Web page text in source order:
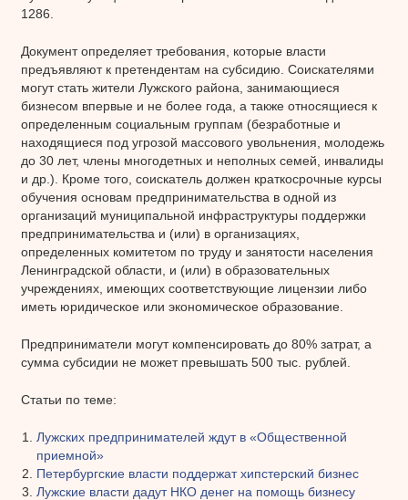
1286.
Документ определяет требования, которые власти
предъявляют к претендентам на субсидию. Соискателями
могут стать жители Лужского района, занимающиеся
бизнесом впервые и не более года, а также относящиеся к
определенным социальным группам (безработные и
находящиеся под угрозой массового увольнения, молодежь
до 30 лет, члены многодетных и неполных семей, инвалиды
и др.). Кроме того, соискатель должен краткосрочные курсы
обучения основам предпринимательства в одной из
организаций муниципальной инфраструктуры поддержки
предпринимательства и (или) в организациях,
определенных комитетом по труду и занятости населения
Ленинградской области, и (или) в образовательных
учреждениях, имеющих соответствующие лицензии либо
иметь юридическое или экономическое образование.
Предприниматели могут компенсировать до 80% затрат, а
сумма субсидии не может превышать 500 тыс. рублей.
Статьи по теме:
Лужских предпринимателей ждут в «Общественной
приемной»
Петербургские власти поддержат хипстерский бизнес
Лужские власти дадут НКО денег на помощь бизнесу